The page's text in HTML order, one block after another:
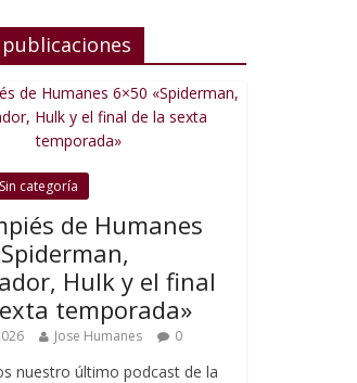
Sin categoría
de Humanes
Hulk y el final
temporada»
Jose Humanes 0
nuestro último podcast de la